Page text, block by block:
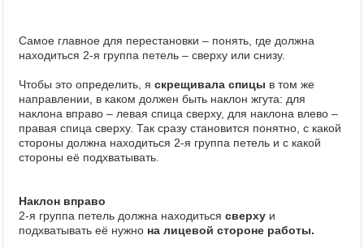
Самое главное для перестановки – понять, где должна
находиться 2-я группа петель – сверху или снизу.
Чтобы это определить, я скрещивала спицы в том же
направлении, в каком должен быть наклон жгута: для
наклона вправо – левая спица сверху, для наклона влево –
правая спица сверху. Так сразу становится понятно, с какой
стороны должна находиться 2-я группа петель и с какой
стороны её подхватывать.
Наклон вправо
2-я группа петель должна находиться сверху и
подхватывать её нужно на лицевой стороне работы.